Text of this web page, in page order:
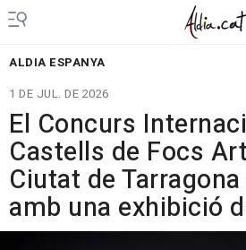
ALDIA ESPANYA
1 DE JUL. DE 2026
El Concurs
Castells de Focs
Ciutat de
amb una exhibició